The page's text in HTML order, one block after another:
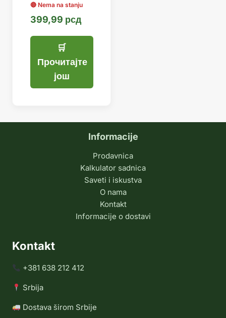
399,99 рсд
Прочитајте
још
Informacije
Prodavnica
Kalkulator sadnica
Saveti i iskustva
O nama
Kontakt
Informacije o dostavi
Kontakt
+381 638 212 412
Srbija
Dostava širom Srbije